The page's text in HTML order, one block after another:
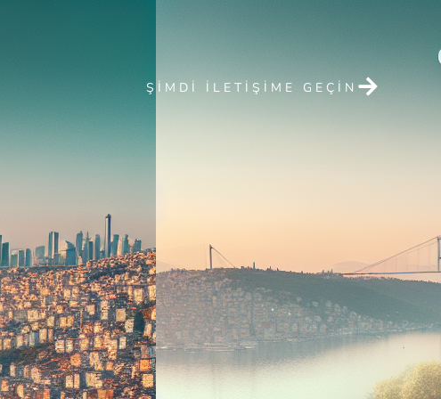
ŞIMDI ILETIŞIME GEÇIN